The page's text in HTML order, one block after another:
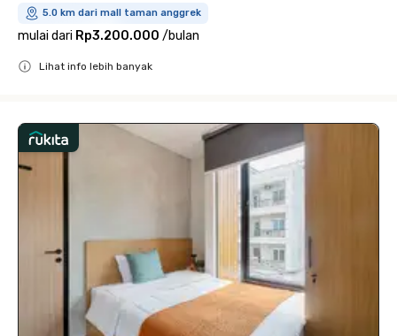
5.0 km dari mall taman anggrek
mulai dari Rp3.200.000 /bulan
Lihat info lebih banyak